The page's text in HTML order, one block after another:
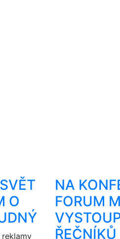
O
reklamy
NA
FORUM
ŘEČNÍKŮ